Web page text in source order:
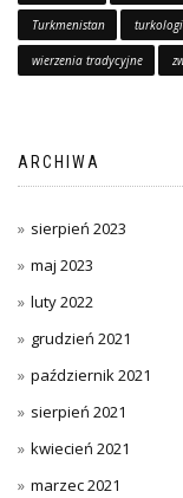
Turkmenistan
wierzenia tradycyjne
ARCHIWA
sierpień 2023
maj 2023
luty 2022
grudzień 2021
październik 2021
sierpień 2021
kwiecień 2021
marzec 2021